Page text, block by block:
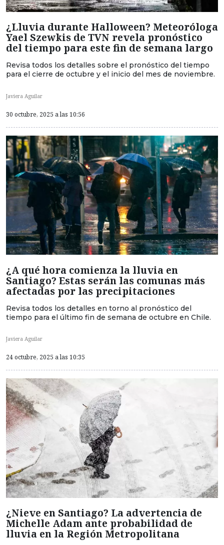
¿Lluvia durante Halloween? Meteoróloga
Yael Szewkis de TVN revela pronóstico
del tiempo para este fin de semana largo
Revisa todos los detalles sobre el pronóstico del tiempo
para el cierre de octubre y el inicio del mes de noviembre.
Javiera Aguilar
30 octubre, 2025 a las 10:56
¿A qué hora comienza la lluvia en
Santiago? Estas serán las comunas más
afectadas por las precipitaciones
Revisa todos los detalles en torno al pronóstico del
tiempo para el último fin de semana de octubre en Chile.
Javiera Aguilar
24 octubre, 2025 a las 10:35
¿Nieve en Santiago? La advertencia de
Michelle Adam ante probabilidad de
lluvia en la Región Metropolitana